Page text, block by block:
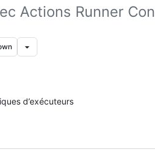
Actions Runner
d’exécuteurs